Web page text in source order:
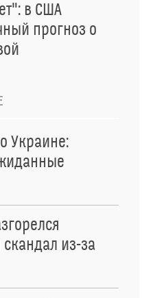
в США
прогноз о
Украине:
из-за